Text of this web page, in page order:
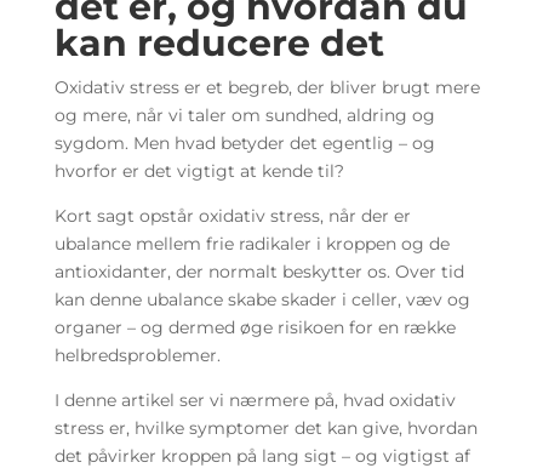
kan reducere det
Oxidativ stress er et begreb, der bliver brugt mere
og mere, når vi taler om sundhed, aldring og
sygdom. Men hvad betyder det egentlig – og
hvorfor er det vigtigt at kende til?
Kort sagt opstår oxidativ stress, når der er
ubalance mellem frie radikaler i kroppen og de
antioxidanter, der normalt beskytter os. Over tid
kan denne ubalance skabe skader i celler, væv og
organer – og dermed øge risikoen for en række
helbredsproblemer.
I denne artikel ser vi nærmere på, hvad oxidativ
stress er, hvilke symptomer det kan give, hvordan
det påvirker kroppen på lang sigt – og vigtigst af